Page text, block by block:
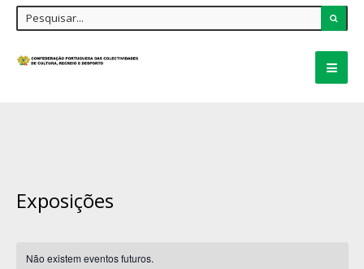
Exposições
Não existem eventos futuros.